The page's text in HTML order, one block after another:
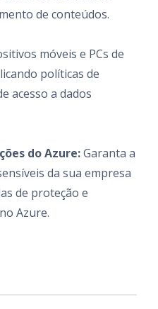
de conteúdos.
móveis e PCs de
políticas de
acesso a dados
do Azure:Garanta a
da sua empresa
de proteção e
Azure.